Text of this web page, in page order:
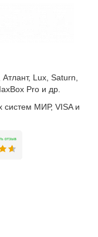
Lux, Saturn,
Pro и др.
систем МИР, VISA и